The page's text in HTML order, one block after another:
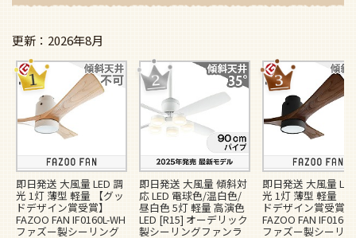
2026年8月
即日発送 大風量 LED 調
光 1灯 薄型 軽量 【グッ
ドデザイン賞受賞】
FAZOO FAN IF0160L-WH
ファズー製シーリング
即日発送 大風量 傾斜対
応 LED 電球色/温白色/
昼白色 5灯 軽量 高演色
LED [R15] オーデリック
製シーリングファンラ
即日発送 大風量
光 1灯 薄型 軽量 【
ドデザイン賞受賞】
FAZOO FAN
ファズー製シーリ